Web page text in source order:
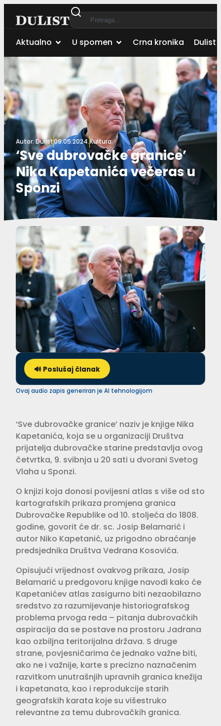
Aktualno U spomen Crna kronika Dulist
Autor: Dulist09.05.2024.Kultura
‘Sve dubrovačke granice’
Nika Kapetanića večeras u
Sponzi
🔊 Poslušaj članak
Ovaj audio zapis generiran je AI tehnologijom
‘Sve dubrovačke granice’ naziv je knjige Nika
Kapetanića, koja se u organizaciji Društva
prijatelja dubrovačke starine predstavlja ovog
četvrtka, 9. svibnja u 20 sati u dvorani Svetog
Vlaha u Sponzi.
O knjizi koja donosi povijesni atlas s više od sto
kartografskih prikaza promjena granica
Dubrovačke Republike od 10. stoljeća do 1808.
godine, govorit će dr. sc. Josip Belamarić i
autor Niko Kapetanić, uz prigodno obraćanje
predsjednika Društva Vedrana Kosovića.
Opisujući vrijednost ovakvog prikaza, Josip
Belamarić u predgovoru knjige navodi kako će
Kapetanićev atlas zasigurno biti nezaobilazno
sredstvo za razumijevanje historiografskog
problema prvoga reda – pitanja dubrovačkih
aspiracija da se postave na prostoru Jadrana
kao ozbiljna teritorijalna država. S druge
strane, povjesničarima će jednako važne biti,
ako ne i važnije, karte s precizno naznačenim
razvitkom unutrašnjih upravnih granica knežija
i kapetanata, kao i reprodukcije starih
geografskih karata koje su višestruko
relevantne za temu dubrovačkih granica.